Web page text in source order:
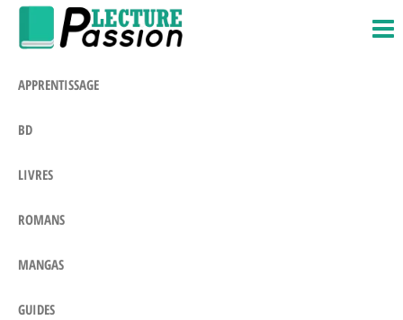
Saltar
APPRENTISSAGE
BD
LIVRES
ROMANS
MANGAS
GUIDES